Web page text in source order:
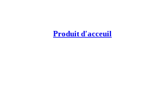
Produit d'acceuil